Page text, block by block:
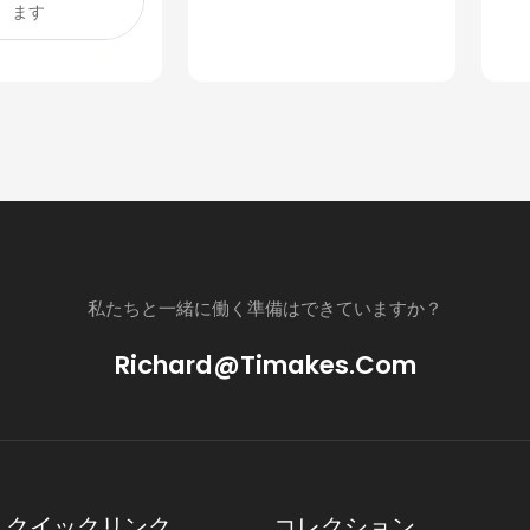
学校 ビジネ
ます
私たちと一緒に働く準備はできていますか？
Richard@timakes.com